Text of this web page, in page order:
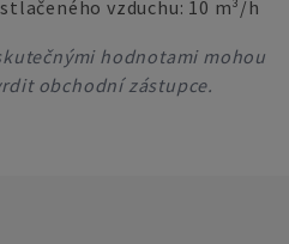
vzduchu: 10 m³/h
hodnotami mohou
obchodní zástupce.